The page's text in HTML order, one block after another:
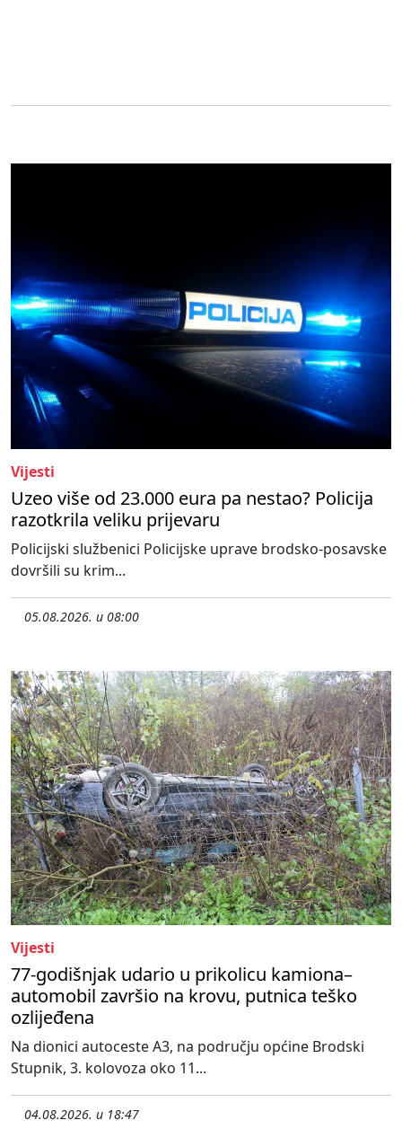
Vijesti
Uzeo više od 23.000 eura pa nestao? Policija
razotkrila veliku prijevaru
Policijski službenici Policijske uprave brodsko-posavske
dovršili su krim...
05.08.2026. u 08:00
Vijesti
77-godišnjak udario u prikolicu kamiona–
automobil završio na krovu, putnica teško
ozlijeđena
Na dionici autoceste A3, na području općine Brodski
Stupnik, 3. kolovoza oko 11...
04.08.2026. u 18:47